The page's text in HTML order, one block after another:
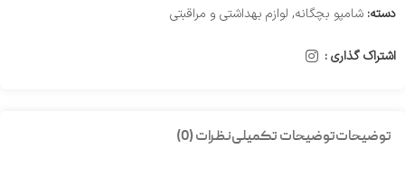
دسته: شامپو بچگانه, لوازم بهداشتی و مراقبتی
اشتراک گذاری :
توضیحاتتوضیحات تکمیلینظرات (0)